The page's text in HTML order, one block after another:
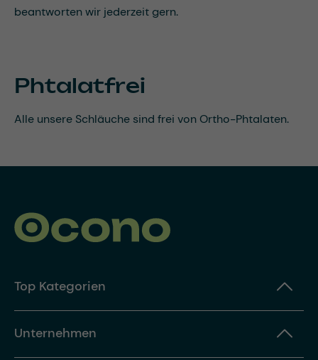
beantworten wir jederzeit gern.
Phtalatfrei
Alle unsere Schläuche sind frei von Ortho-Phtalaten.
Top Kategorien
Unternehmen